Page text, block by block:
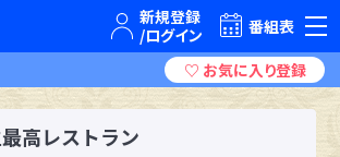
｜ときめくときを。
TBSグループキャラクター『ワクティ』番組表
高レストラン